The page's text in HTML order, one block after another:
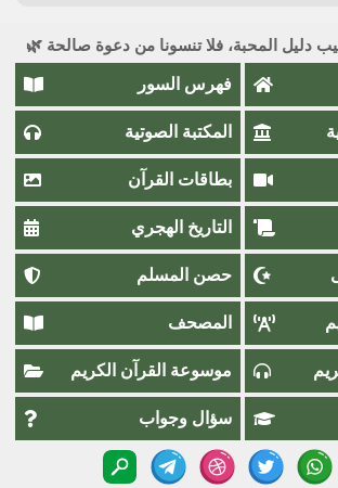
دليل المحبة، فلا تنسونا من دعوة صالحة 🌿
فهرس السور
المكتبة الصوتية
بطاقات القرآن
التاريخ الهجري
حصن المسلم
المصحف
موسوعة القرآن الكريم
سؤال وجواب